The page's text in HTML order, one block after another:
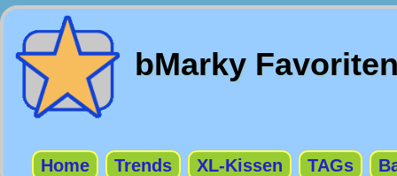
bMarky
Home Trends XL-Kissen TAGs